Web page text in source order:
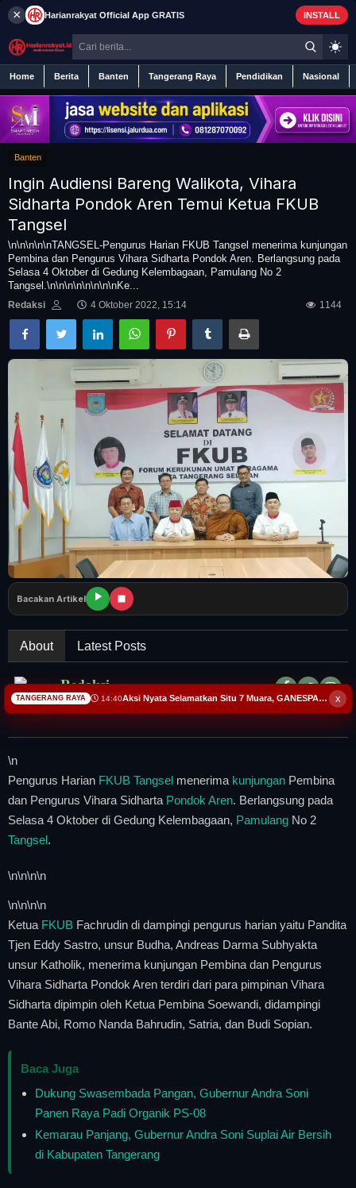
× Harianrakyat Official App GRATIS INSTALL
Home Berita Banten Tangerang Raya Pendidikan Nasional
Home
Berita
Iklan
Contact
Banten
Tangerang Raya
Pendidikan
Nasional
Politik
Daerah
Bogor Raya
Banten
Ingin Audiensi Bareng Walikota, Vihara
Sidharta Pondok Aren Temui Ketua FKUB
Tangsel
\n\n\n\n\nTANGSEL-Pengurus Harian FKUB Tangsel menerima kunjungan
Pembina dan Pengurus Vihara Sidharta Pondok Aren. Berlangsung pada
Selasa 4 Oktober di Gedung Kelembagaan, Pamulang No 2
Tangsel.\n\n\n\n\n\n\n\nKe...
Redaksi 4 Oktober 2022, 15:14 1144
Bacakan Artikel
About Latest Posts
Redaksi
Redaksi
\n
Pengurus Harian FKUB Tangsel menerima kunjungan Pembina
dan Pengurus Vihara Sidharta Pondok Aren. Berlangsung pada
Selasa 4 Oktober di Gedung Kelembagaan, Pamulang No 2
Tangsel.
\n\n\n\n
\n\n\n\n
Ketua FKUB Fachrudin di dampingi pengurus harian yaitu Pandita
Tjen Eddy Sastro, unsur Budha, Andreas Darma Subhyakta
unsur Katholik, menerima kunjungan Pembina dan Pengurus
Vihara Sidharta Pondok Aren terdiri dari para pimpinan Vihara
Sidharta dipimpin oleh Ketua Pembina Soewandi, didampingi
Bante Abi, Romo Nanda Bahrudin, Satria, dan Budi Sopian.
Baca Juga
Dukung Swasembada Pangan, Gubernur Andra Soni
Panen Raya Padi Organik PS-08
Kemarau Panjang, Gubernur Andra Soni Suplai Air Bersih
di Kabupaten Tangerang
x
TANGERANG RAYA 14:40 Aksi Nyata Selamatkan Situ 7 Muara, GANESPA Libatkan Karang Taruna dan Komunitas